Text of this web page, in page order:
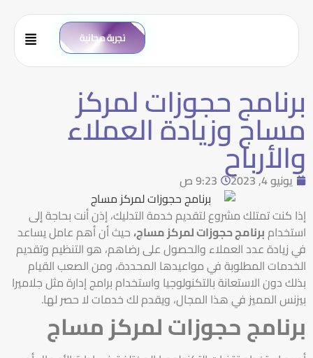
تجربة مجانية
برنامج حجوزات لمركز
مساج وزيادة العملاء
والأرباح
يونيو 4, 2023
9:23 ص
إذا كنت تمتلك مشروع لتقديم خدمة التدليك، إذن أنت بحاجة إلى
استخدامبرنامج حجوزات لمركز مساج،حيث أن أهم عامل يساعد
في زيادة عدد العملاء والحصول على رضاهم، هو التنظيم وتقديم
الخدمات المطلوبة في مواعيدها المحددة، ومن الصعب القيام
بذلك دون الاستعانة بالتكنولوجيا واستخدام برامج إدارة مثل جلاميرا
بيزنس المميز في هذا المجال، ويقدم لك خدمات لا حصر لها.
برنامج حجوزات لمركز مساج